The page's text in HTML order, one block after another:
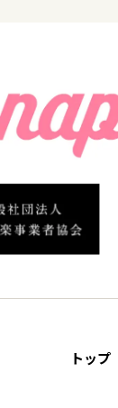
トップ